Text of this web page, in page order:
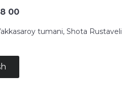
00
tumani, Shota Rustaveli